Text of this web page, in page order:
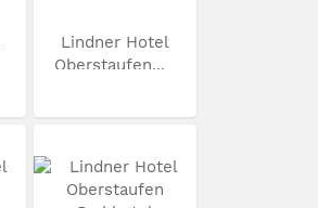
Lindner Hotel
Oberstaufen...